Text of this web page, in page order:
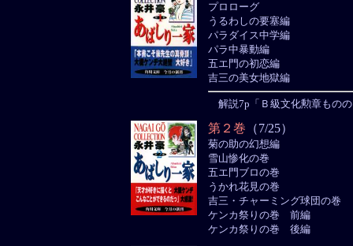
プロローグ
うるわしの要塞編
パラダイス中学編
パラ中暴動編
五エ門の初恋編
吉三の美女地獄編
解説7p「Ｂ級文化勲章もの
第２巻 （7/25）
菊の助の幻想編
雪山惨化の巻
五エ門ブロの巻
うかれ花見の巻
吉三・チャーミング球団の巻
ケンカ祭りの巻 前編
ケンカ祭りの巻 後編